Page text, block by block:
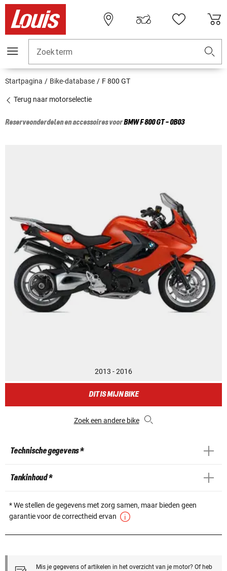
Zoekterm
Startpagina Bike-database F 800 GT
Terug naar motorselectie
Reserveonderdelen en accessoires voorBMWF 800 GT - 0B03
2013 - 2016
DIT IS MIJN BIKE
Zoek een andere bike
Technische gegevens *
Tankinhoud *
* We stellen de gegevens met zorg samen, maar bieden geen
garantie voor de correctheid ervan
Mis je gegevens of artikelen in het overzicht van je motor? Of heb